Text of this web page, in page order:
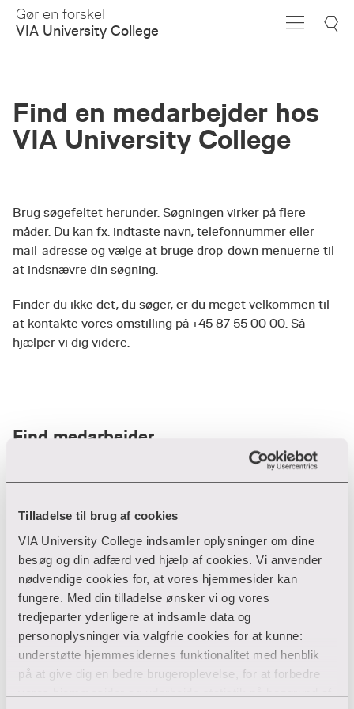
Tilladelse til brug af cookies
VIA University College indsamler oplysninger om dine
besøg og din adfærd ved hjælp af cookies. Vi anvender
nødvendige cookies for, at vores hjemmesider kan
fungere. Med din tilladelse ønsker vi og vores
tredjeparter yderligere at indsamle data og
personoplysninger via valgfrie cookies for at kunne:
understøtte hjemmesidernes funktionalitet med henblik
på at give dig en bedre brugeroplevelse, for at forbedre
vores hjemmesider og udarbejde statistik på baggrund af
Skip
Main
Gør en forskel
VIA University College
Find en medarbejder hos
VIA University College
Brug søgefeltet herunder. Søgningen virker på flere
måder. Du kan fx. indtaste navn, telefonnummer eller
mail-adresse og vælge at bruge drop-down menuerne til
at indsnævre din søgning.
Finder du ikke det, du søger, er du meget velkommen til
at kontakte vores omstilling på +45 87 55 00 00. Så
hjælper vi dig videre.
Find medarbejder
Filter
Ryd filtre
Din søgning gav desværre ikke noget resultat
Giv ikke op endnu!